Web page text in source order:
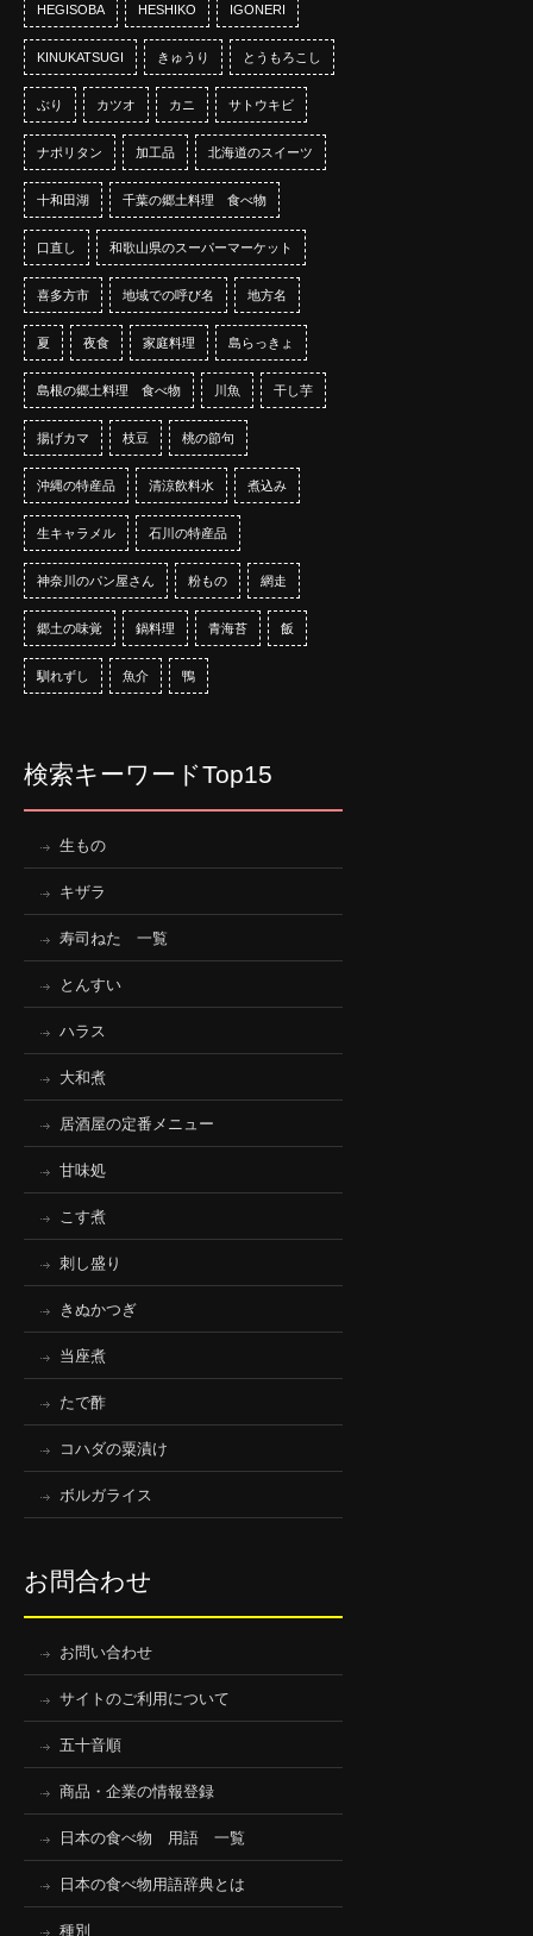
HEGISOBA HESHIKO IGONERI
KINUKATSUGI きゅうり とうもろこし
ぶり カツオ カニ サトウキビ
ナポリタン 加工品 北海道のスイーツ
十和田湖 千葉の郷土料理 食べ物
口直し 和歌山県のスーパーマーケット
喜多方市 地域での呼び名 地方名
夏 夜食 家庭料理 島らっきょ
島根の郷土料理 食べ物 川魚 干し芋
揚げカマ 枝豆 桃の節句
沖縄の特産品 清涼飲料水 煮込み
生キャラメル 石川の特産品
神奈川のパン屋さん 粉もの 網走
郷土の味覚 鍋料理 青海苔 飯
馴れずし 魚介 鴨
検索キーワードTop15
生もの
キザラ
寿司ねた 一覧
とんすい
ハラス
大和煮
居酒屋の定番メニュー
甘味処
こす煮
刺し盛り
きぬかつぎ
当座煮
たで酢
コハダの粟漬け
ボルガライス
お問合わせ
お問い合わせ
サイトのご利用について
五十音順
商品・企業の情報登録
日本の食べ物 用語 一覧
日本の食べ物用語辞典とは
種別